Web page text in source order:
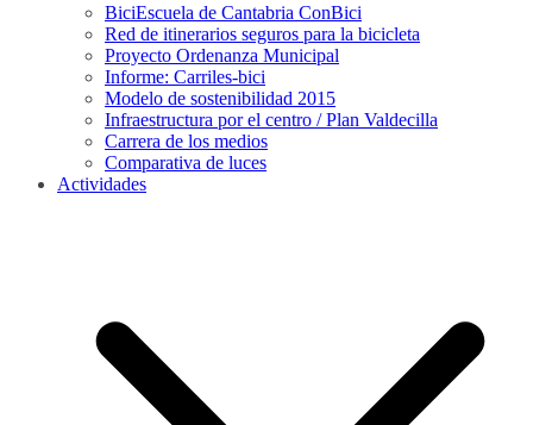
BiciEscuela de Cantabria ConBici
Red de itinerarios seguros para la bicicleta
Proyecto Ordenanza Municipal
Informe: Carriles-bici
Modelo de sostenibilidad 2015
Infraestructura por el centro / Plan Valdecilla
Carrera de los medios
Comparativa de luces
Actividades